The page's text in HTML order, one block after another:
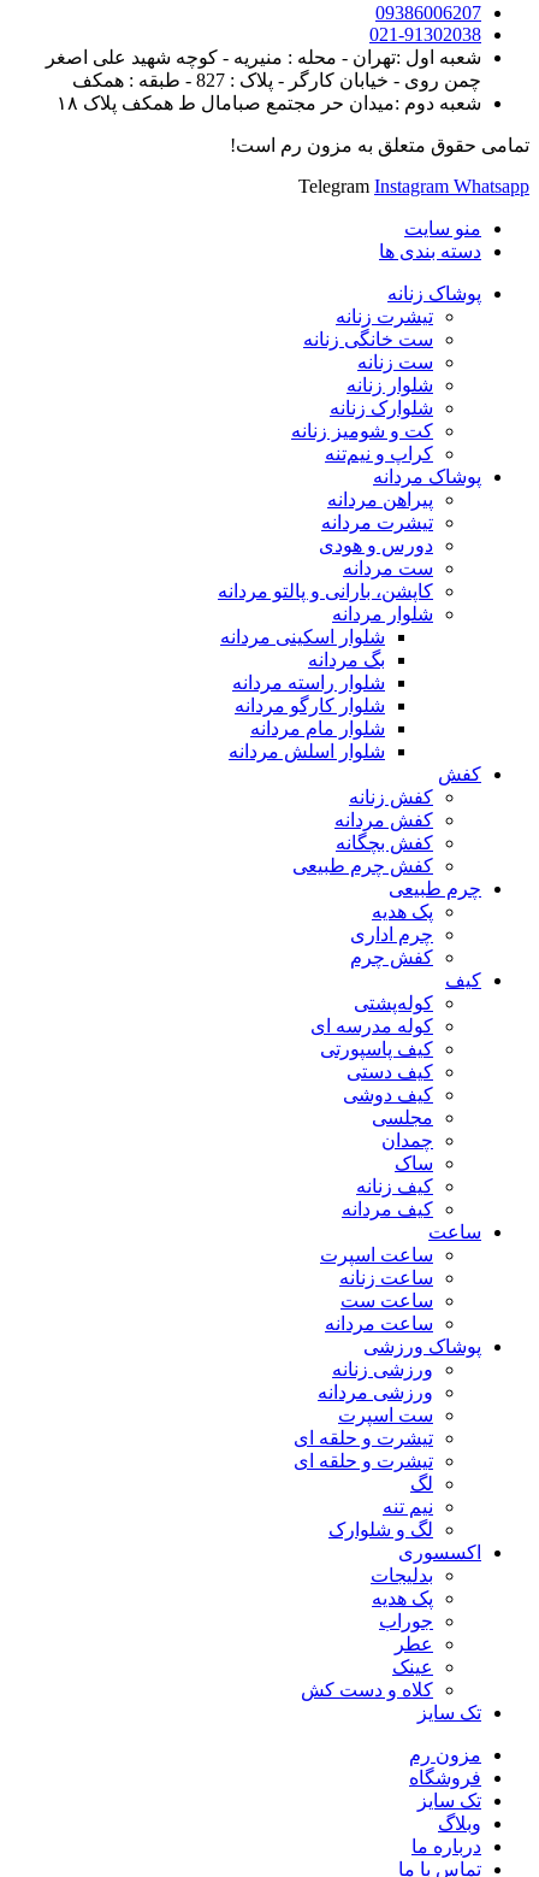
09386006207
021-91302038
شعبه اول :تهران - محله : منیریه - کوچه شهید علی اصغر
چمن روی - خیابان کارگر - پلاک : 827 - طبقه : همکف
شعبه دوم :میدان حر مجتمع صبامال ط همکف پلاک ۱۸
تمامی حقوق متعلق به مزون رم است!
Telegram Instagram Whatsapp
منو سایت
دسته بندی ها
پوشاک زنانه
تیشرت زنانه
ست خانگی زنانه
ست زنانه
شلوار زنانه
شلوارک زنانه
کت و شومیز زنانه
کراپ و نیم‌تنه
پوشاک مردانه
پیراهن مردانه
تیشرت مردانه
دورس و هودی
ست مردانه
کاپشن، بارانی و پالتو مردانه
شلوار مردانه
شلوار اسکینی مردانه
بگ مردانه
شلوار راسته مردانه
شلوار کارگو مردانه
شلوار مام مردانه
شلوار اسلش مردانه
کفش
کفش زنانه
کفش مردانه
کفش بچگانه
کفش چرم طبیعی
چرم طبیعی
پک هدیه
چرم اداری
کفش چرم
کیف
کوله‌پشتی
کوله مدرسه ای
کیف پاسپورتی
کیف دستی
کیف دوشی
مجلسی
چمدان
ساک
کیف زنانه
کیف مردانه
ساعت
ساعت اسپرت
ساعت زنانه
ساعت ست
ساعت مردانه
پوشاک ورزشی
ورزشی زنانه
ورزشی مردانه
ست اسپرت
تیشرت و حلقه ای
تیشرت و حلقه ای
لگ
نیم تنه
لگ و شلوارک
اکسسوری
بدلیجات
پک هدیه
جوراب
عطر
عینک
کلاه و دست کش
تک سایز
مزون رم
فروشگاه
تک سایز
وبلاگ
درباره ما
تماس با ما